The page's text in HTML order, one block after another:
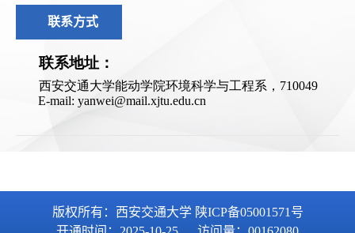
联系方式
版权所有：西安交通大学 陕ICP备05001571号